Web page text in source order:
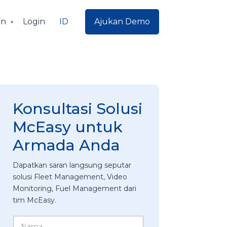
Login ID Ajukan Demo
Konsultasi Solusi
McEasy untuk
Armada Anda
Dapatkan saran langsung seputar
solusi Fleet Management, Video
Monitoring, Fuel Management dari
tim McEasy.
N